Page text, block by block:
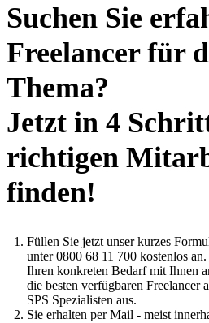
Suchen Sie
Freelancer für
Thema?
Jetzt in 4
richtigen
finden!
Füllen Sie jetzt unser kurzes
unter 0800 68 11 700 kostenlos
Ihren konkreten Bedarf mit Ihnen
die besten verfügbaren Freelancer
SPS Spezialisten aus.
Sie erhalten per Mail - meist